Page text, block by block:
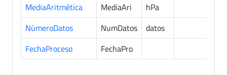
MediaAritmética
MediaAri hPa
NúmeroDatos
NumDatos datos
FechaProceso
FechaPro